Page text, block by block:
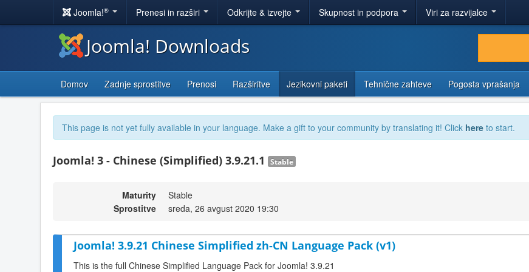
Joomla!® Prenesi in razširi Odkrijte & izvejte Skupnost in podpora Viri za razvijalce
Joomla! Downloads
Domov Zadnje sprostitve Prenosi Razširitve Jezikovni paketi Tehnične zahteve Pogosta vprašanja
This page is not yet fully available in your language. Make a gift to your community by translating it! Click here to start.
Joomla! 3 - Chinese (Simplified) 3.9.21.1 Stable
Maturity
Stable
Sprostitve
sreda, 26 avgust 2020 19:30
Joomla! 3.9.21 Chinese Simplified zh-CN Language Pack (v1)
This is the full Chinese Simplified Language Pack for Joomla! 3.9.21